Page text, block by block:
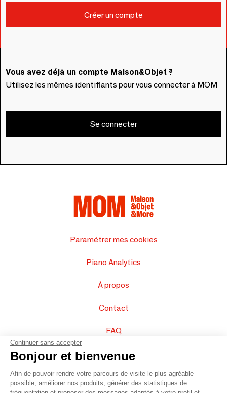
Vous avez déjà un compte Maison&Objet ?
Utilisez les mêmes identifiants pour vous connecter à MOM
Se connecter
Paramétrer mes cookies
Piano Analytics
À propos
Contact
FAQ
Vendez vos produits
Plan du site
Continuer sans accepter
Bonjour et bienvenue
Afin de pouvoir rendre votre parcours de visite le plus agréable
possible, améliorer nos produits, générer des statistiques de